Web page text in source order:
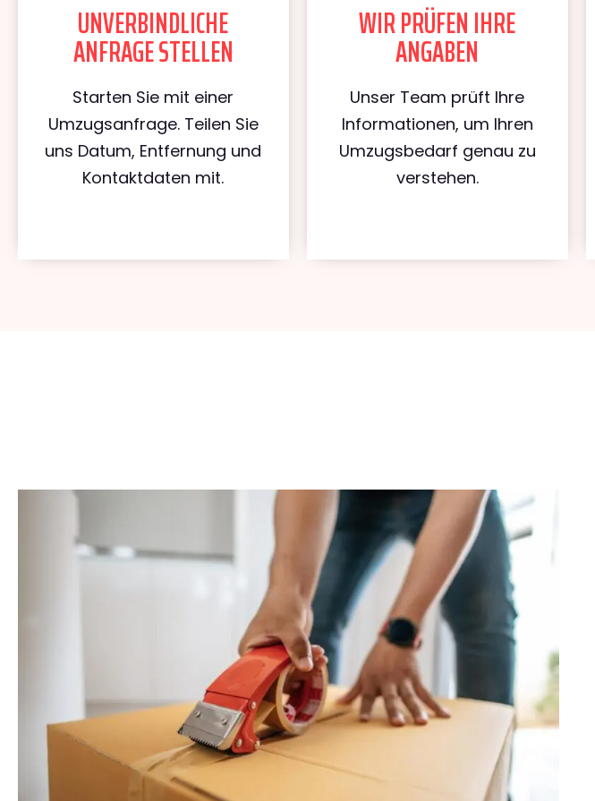
UNVERBINDLICHE
ANFRAGE STELLEN
Starten Sie mit einer
Umzugsanfrage. Teilen Sie
uns Datum, Entfernung und
Kontaktdaten mit.
WIR PRÜFEN IHRE
ANGABEN
Unser Team prüft Ihre
Informationen, um Ihren
Umzugsbedarf genau zu
verstehen.